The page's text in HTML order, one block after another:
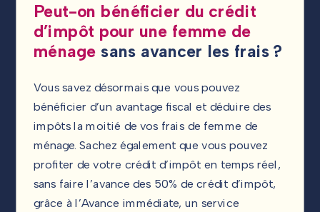
Peut-on bénéficier du crédit
d’impôt pour une femme de
ménage sans avancer les frais ?
Vous savez désormais que vous pouvez
bénéficier d’un avantage fiscal et déduire des
impôts la moitié de vos frais de femme de
ménage. Sachez également que vous pouvez
profiter de votre crédit d’impôt en temps réel,
sans faire l’avance des 50% de crédit d’impôt,
grâce à l’Avance immédiate, un service